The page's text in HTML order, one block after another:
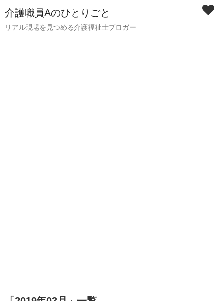
介護職員Aのひとりごと
リアル現場を見つめる介護福祉士ブロガー